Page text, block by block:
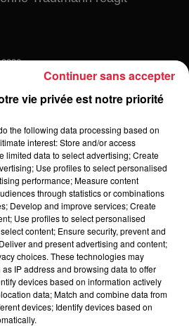
de Mulhouse : rencontre
les flamants rouges
infos sur la venue du
à Metz en septembre
Park : des précisons sur
Euro-Mir
vie privée est notre priorité
the following data processing based on
interest: Store and/or access
limited data to select advertising; Create
Use profiles to select personalised
performance; Measure content
through statistics or combinations
Develop and improve services; Create
Use profiles to select personalised
content; Ensure security, prevent and
and present advertising and content;
choices. These technologies may
IP address and browsing data to offer
devices based on information actively
data; Match and combine data from
devices; Identify devices based on
Continuer sans accepter